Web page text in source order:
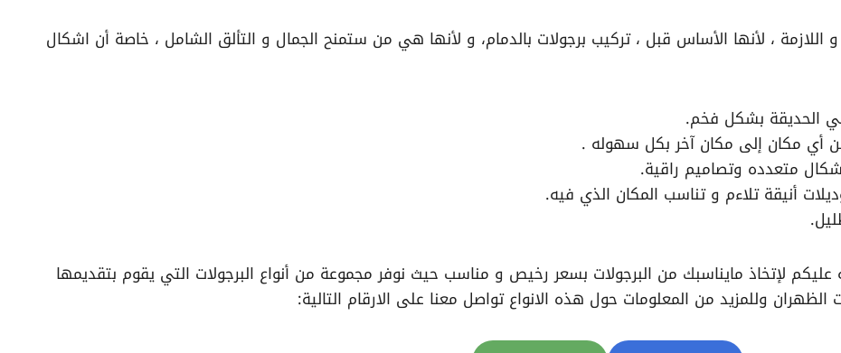
اللازمة ، لأنها الأساس قبل ، تركيب برجولات بالدمام، و لأنها هي من ستمنح الجمال و التألق الشامل ، خاصة أن اشكال
الحديقة بشكل فخم.
أي مكان إلى مكان آخر بكل سهوله .
متعدده وتصاميم راقية.
أنيقة تلاءم و تناسب المكان الذي فيه.
لإتخاذ مايناسبك من البرجولات بسعر رخيص و مناسب حيث نوفر مجموعة من أنواع البرجولات التي يقوم بتقديمها
الظهران وللمزيد من المعلومات حول هذه الانواع تواصل معنا على الارقام التالية: